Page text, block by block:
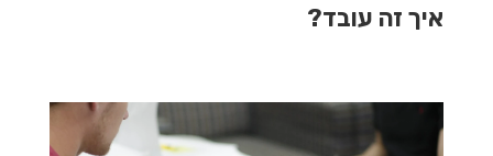
איך זה עובד?